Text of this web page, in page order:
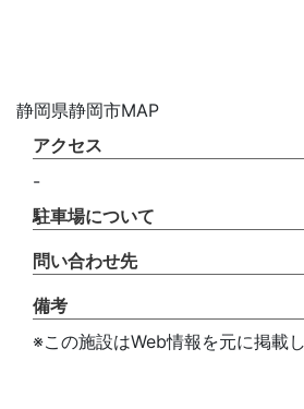
静岡県静岡市MAP
アクセス
-
駐車場について
問い合わせ先
備考
※この施設はWeb情報を元に掲載